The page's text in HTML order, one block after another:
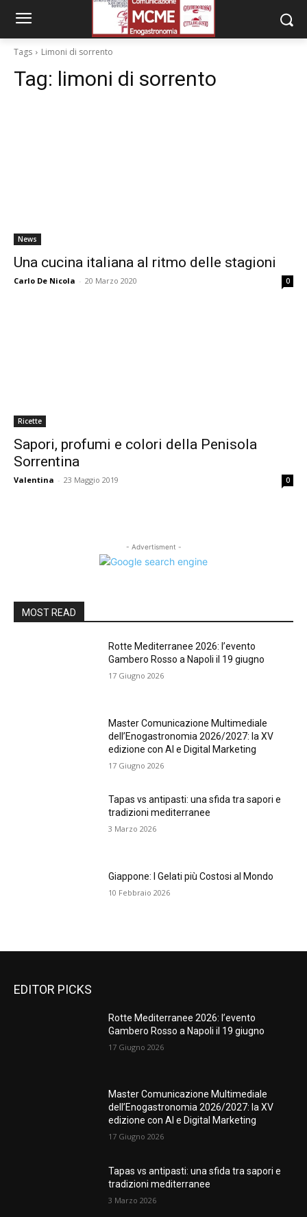
Tags Limoni di sorrento
Tag: limoni di sorrento
News
Una cucina italiana al ritmo delle stagioni
Carlo De Nicola - 20 Marzo 2020 0
Ricette
Sapori, profumi e colori della Penisola
Sorrentina
Valentina - 23 Maggio 2019 0
- Advertisment -
MOST READ
Rotte Mediterranee 2026: l’evento
Gambero Rosso a Napoli il 19 giugno
17 Giugno 2026
Master Comunicazione Multimediale
dell’Enogastronomia 2026/2027: la XV
edizione con AI e Digital Marketing
17 Giugno 2026
Tapas vs antipasti: una sfida tra sapori e
tradizioni mediterranee
3 Marzo 2026
Giappone: I Gelati più Costosi al Mondo
10 Febbraio 2026
EDITOR PICKS
Rotte Mediterranee 2026: l’evento
Gambero Rosso a Napoli il 19 giugno
17 Giugno 2026
Master Comunicazione Multimediale
dell’Enogastronomia 2026/2027: la XV
edizione con AI e Digital Marketing
17 Giugno 2026
Tapas vs antipasti: una sfida tra sapori e
tradizioni mediterranee
3 Marzo 2026